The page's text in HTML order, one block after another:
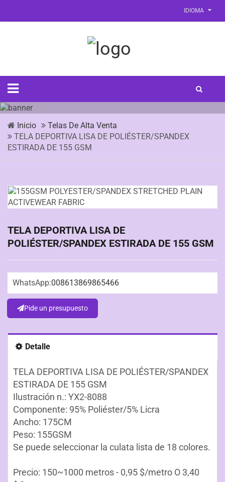
IDIOMA
Inicio
Telas De Alta Venta
TELA DEPORTIVA LISA DE POLIÉSTER/SPANDEX
ESTIRADA DE 155 GSM
TELA DEPORTIVA LISA DE
POLIÉSTER/SPANDEX ESTIRADA DE 155 GSM
WhatsApp:008613869865466
Pide un presupuesto
Detalle
TELA DEPORTIVA LISA DE POLIÉSTER/SPANDEX
ESTIRADA DE 155 GSM
Ilustración n.: YX2-8088
Componente: 95% Poliéster/5% Licra
Ancho: 175CM
Peso: 155GSM
Se puede seleccionar la culata lista de 18 colores.
Precio: 150~1000 metros - 0,95 $/metro O 3,40